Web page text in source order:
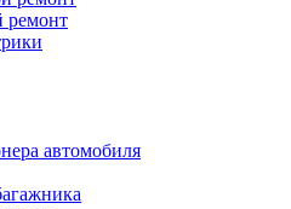
ремонт
автомобиля